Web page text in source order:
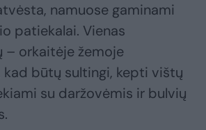
namuose gaminami
patiekalai. Vienas
– orkaitėje žemoje
būtų sultingi, kepti vištų
su daržovėmis ir bulvių